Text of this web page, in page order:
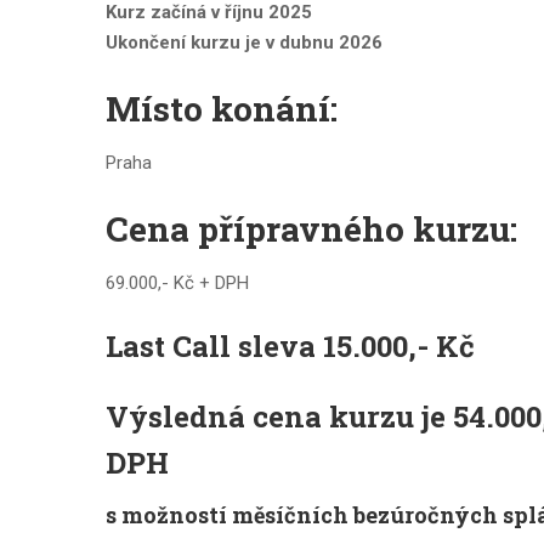
Kurz začíná v říjnu 2025
Ukončení kurzu je v dubnu 2026
Místo konání:
Praha
Cena přípravného kurzu:
69.000,- Kč + DPH
Last Call sleva 15.000,- Kč
Výsledná cena kurzu je
DPH
s možností měsíčních bezúročných